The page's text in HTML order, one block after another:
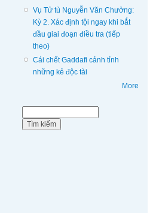
Vụ Tử tù Nguyễn Văn Chưởng:
Kỳ 2. Xác định tội ngay khi bắt
đầu giai đoạn điều tra (tiếp
theo)
Cái chết Gaddafi cảnh tỉnh
những kẻ độc tài
More